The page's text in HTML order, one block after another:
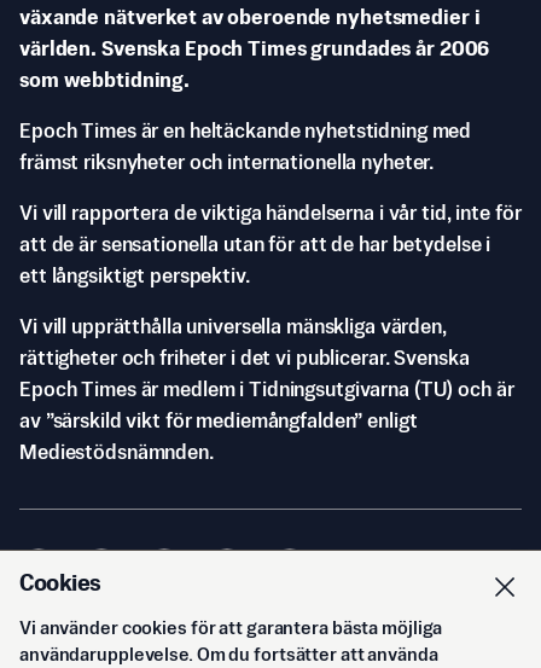
växande nätverket av oberoende nyhetsmedier i
världen. Svenska Epoch Times grundades år 2006
som webbtidning.
Epoch Times är en heltäckande nyhetstidning med
främst riksnyheter och internationella nyheter.
Vi vill rapportera de viktiga händelserna i vår tid, inte för
att de är sensationella utan för att de har betydelse i
ett långsiktigt perspektiv.
Vi vill upprätthålla universella mänskliga värden,
rättigheter och friheter i det vi publicerar. Svenska
Epoch Times är medlem i Tidningsutgivarna (TU) och är
av ”särskild vikt för mediemångfalden” enligt
Mediestödsnämnden.
© Svenska Epoch Times AB2026
Cookies
Vi använder cookies för att garantera bästa möjliga
användarupplevelse. Om du fortsätter att använda